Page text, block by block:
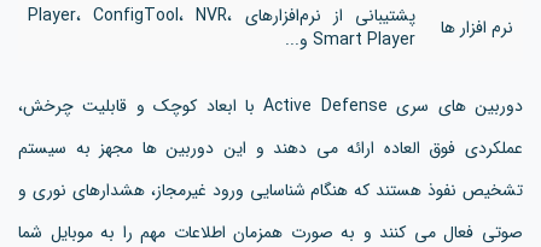
نرم افزار ها
پشتیبانی از نرم‌افزارهای Player، ConfigTool، NVR،
Smart Player و...
دوربین های سری Active Defense با ابعاد کوچک و قابلیت چرخش،
عملکردی فوق العاده ارائه می دهند و این دوربین ها مجهز به سیستم
تشخیص نفوذ هستند که هنگام شناسایی ورود غیرمجاز، هشدارهای نوری و
صوتی فعال می کنند و به صورت همزمان اطلاعات مهم را به موبایل شما